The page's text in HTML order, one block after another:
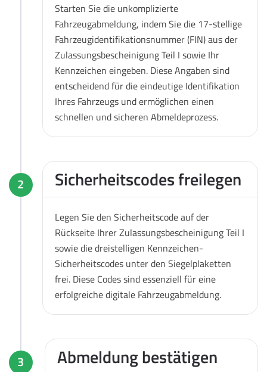
Starten Sie die unkomplizierte
Fahrzeugabmeldung, indem Sie die 17-stellige
Fahrzeugidentifikationsnummer (FIN) aus der
Zulassungsbescheinigung Teil I sowie Ihr
Kennzeichen eingeben. Diese Angaben sind
entscheidend für die eindeutige Identifikation
Ihres Fahrzeugs und ermöglichen einen
schnellen und sicheren Abmeldeprozess.
2 Sicherheitscodes freilegen
Legen Sie den Sicherheitscode auf der
Rückseite Ihrer Zulassungsbescheinigung Teil I
sowie die dreistelligen Kennzeichen-
Sicherheitscodes unter den Siegelplaketten
frei. Diese Codes sind essenziell für eine
erfolgreiche digitale Fahrzeugabmeldung.
3 Abmeldung bestätigen